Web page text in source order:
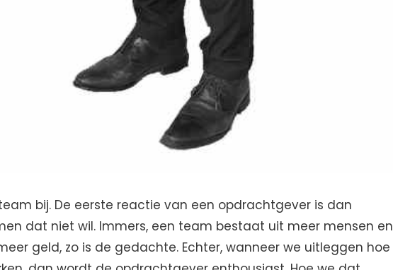
bij. De eerste reactie van een opdrachtgever is dan
dat niet wil. Immers, een team bestaat uit meer mensen en
geld, zo is de gedachte. Echter, wanneer we uitleggen hoe